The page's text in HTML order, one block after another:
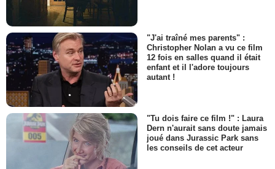
"J'ai traîné mes parents" :
Christopher Nolan a vu ce film
12 fois en salles quand il était
enfant et il l'adore toujours
autant !
"Tu dois faire ce film !" : Laura
Dern n'aurait sans doute jamais
joué dans Jurassic Park sans
les conseils de cet acteur